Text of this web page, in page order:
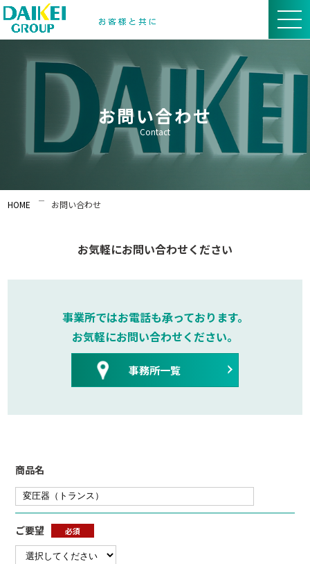
お問い合わせ
Contact
HOME お問い合わせ
お気軽にお問い合わせください
事業所ではお電話も承っております。
お気軽にお問い合わせください。
事務所一覧
商品名
ご要望 必須